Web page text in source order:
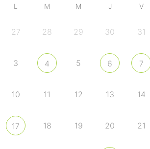
L M M J V
27 28 29 30 31
3 4 5 6 7
10 11 12 13 14
17 18 19 20 21